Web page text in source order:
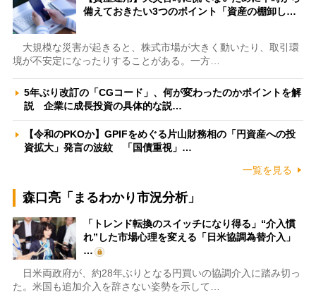
備えておきたい3つのポイント「資産の棚卸し…
大規模な災害が起きると、株式市場が大きく動いたり、取引環
境が不安定になったりすることがある。一方…
5年ぶり改訂の「CGコード」、何が変わったのかポイントを解
説 企業に成長投資の具体的な説…
【令和のPKOか】GPIFをめぐる片山財務相の「円資産への投
資拡大」発言の波紋 「国債重視」…
一覧を見る
森口亮「まるわかり市況分析」
「トレンド転換のスイッチになり得る」“介入慣
れ”した市場心理を変える「日米協調為替介入」
…
日米両政府が、約28年ぶりとなる円買いの協調介入に踏み切っ
た。米国も追加介入を辞さない姿勢を示して…